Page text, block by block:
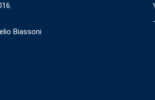
Biassoni